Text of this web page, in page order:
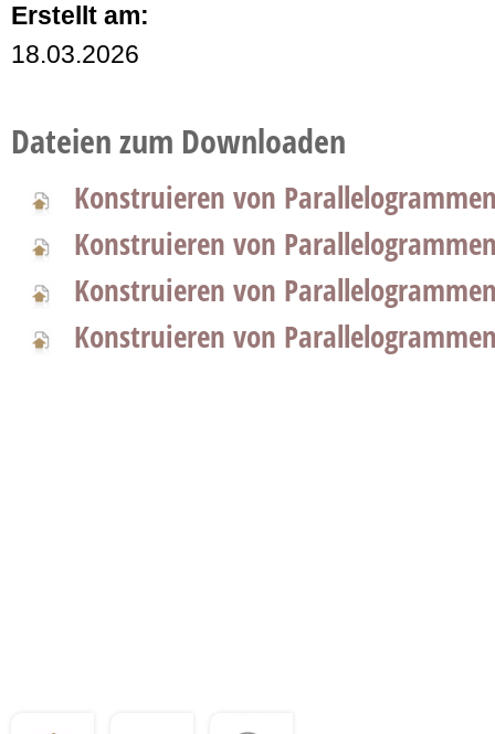
Erstellt am:
18.03.2026
Dateien zum Downloaden
Konstruieren von
Konstruieren von
Konstruieren von
Konstruieren von